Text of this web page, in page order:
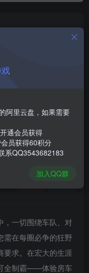
登录购买
9.25 GB
，一切围绕车队、对
需在每圈必争的狂野
要求。在宏大的生涯
全制霸——体验房车
阿里云盘，如果需要
通会员获得
员获得60积分
系QQ3543682183
加入QQ群